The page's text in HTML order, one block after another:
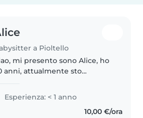
a Pioltello
mi presento sono Alice, ho
anni, attualmente sto
nel mondo della
Sono in cerca di un lavoro
time come babysitter. Ho..
Esperienza: < 1 anno
10,00 €/ora